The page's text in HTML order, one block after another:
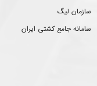
سازمان لیگ
سامانه جامع کشتی ایران